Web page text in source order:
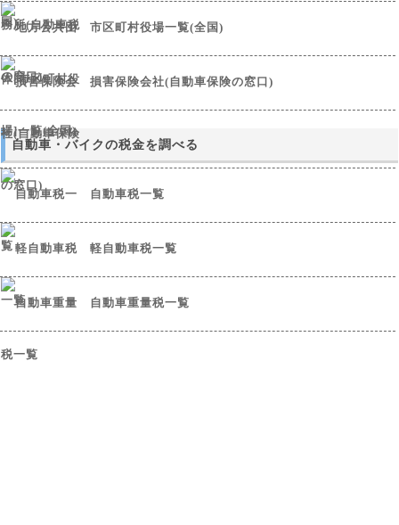
市区町村役場一覧(全国)
損害保険会社(自動車保険の窓口)
自動車・バイクの税金を調べる
自動車税一覧
軽自動車税一覧
自動車重量税一覧